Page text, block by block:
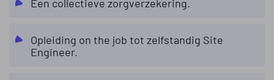
Opleiding on the job tot zelfstandig Site
Engineer.